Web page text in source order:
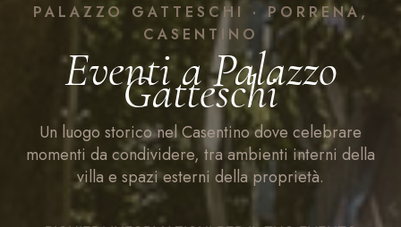
PALAZZO GATTESCHI · PORRENA,
CASENTINO
Eventi a Palazzo
Gatteschi
Un luogo storico nel Casentino dove celebrare
momenti da condividere, tra ambienti interni della
villa e spazi esterni della proprietà.